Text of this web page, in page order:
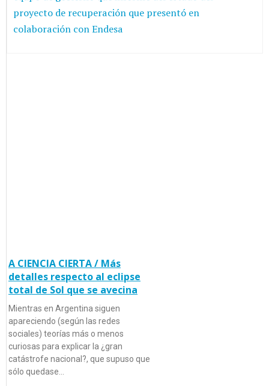
proyecto de recuperación que presentó en
colaboración con Endesa
A CIENCIA CIERTA / Más
detalles respecto al eclipse
total de Sol que se avecina
Mientras en Argentina siguen
apareciendo (según las redes
sociales) teorías más o menos
curiosas para explicar la ¿gran
catástrofe nacional?, que supuso que
sólo quedase…